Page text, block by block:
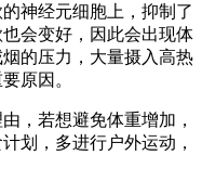
神经元细胞上，抑制了
会变好，因此会出现体
的压力，大量摄入高热
原因。
，若想避免体重增加，
划，多进行户外运动，